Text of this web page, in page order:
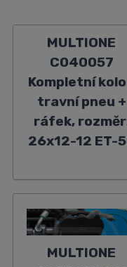
MULTIONE
C040057
Kompletní
travní pneu +
ráfek,
26x12-12 ET-
MULTIONE